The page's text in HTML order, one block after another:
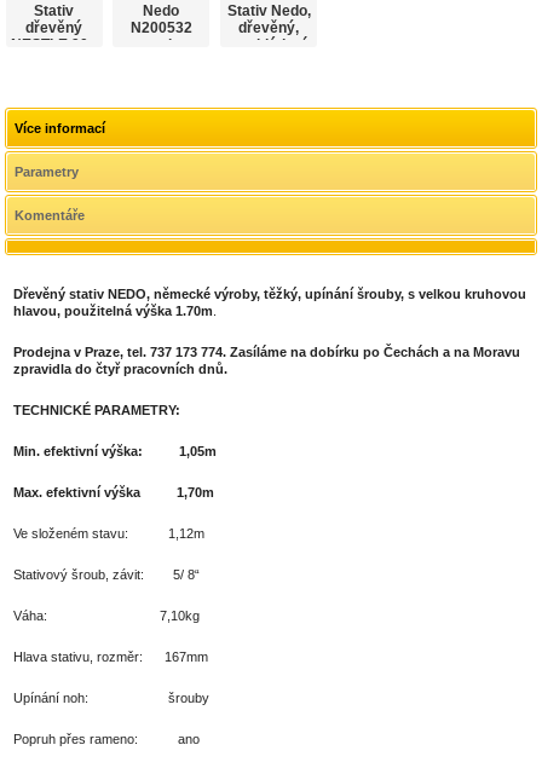
Stativ
dřevěný
NESTLE 90 -
Nedo
N200532
stativ
Stativ Nedo,
dřevěný,
neskládací
Více informací
Parametry
Komentáře
Dřevěný stativ NEDO, německé výroby, těžký,upínání šrouby, s velkou kruhovou
hlavou, použitelná výška 1.70m
Prodejna v Praze, tel. 737 173 774. Zasíláme na dobírku po Čechách a na Moravu
zpravidla do čtyř pracovních dnů.
TECHNICKÉ PARAMETRY:
Min. efektivní výška: 1,05m
Max. efektivní výška 1,70m
Ve složeném stavu: 1,12m
Stativový šroub, závit: 5/ 8“
Váha: 7,10kg
Hlava stativu, rozměr: 167mm
Upínání noh: šrouby
Popruh přes rameno: ano